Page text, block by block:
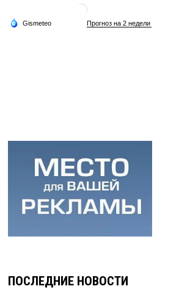
ПОСЛЕДНИЕ НОВОСТИ